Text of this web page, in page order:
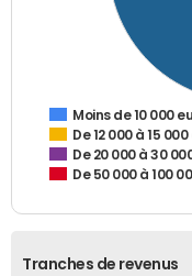
Moins de 10 000
De 12 000 à 15
De 20 000 à 30
De 50 000 à 100
Tranches de revenus